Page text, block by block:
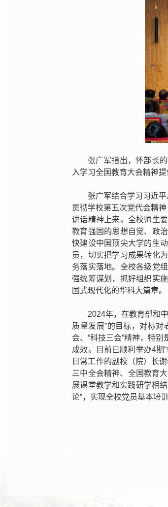
张广军指出，怀部长
入学习全国教育大会精神
张广军结合学习习近
贯彻学校第五次党代会精
讲话精神上来。全校师生
教育强国的思想自觉、政
快建设中国顶尖大学的生
员，切实把学习成果转化
务落实落地。全校各级党
强统筹谋划，抓好组织实
国式现代化的华科大篇章。
2024年，在教育部和
质量发展”的目标，对标
会、“科技三会”精神，特
成效。目前已顺利举办4期
日常工作的副校（院）长
三中全会精神、全国教育
展课堂教学和实践研学相
论”，实现全校党员基本培